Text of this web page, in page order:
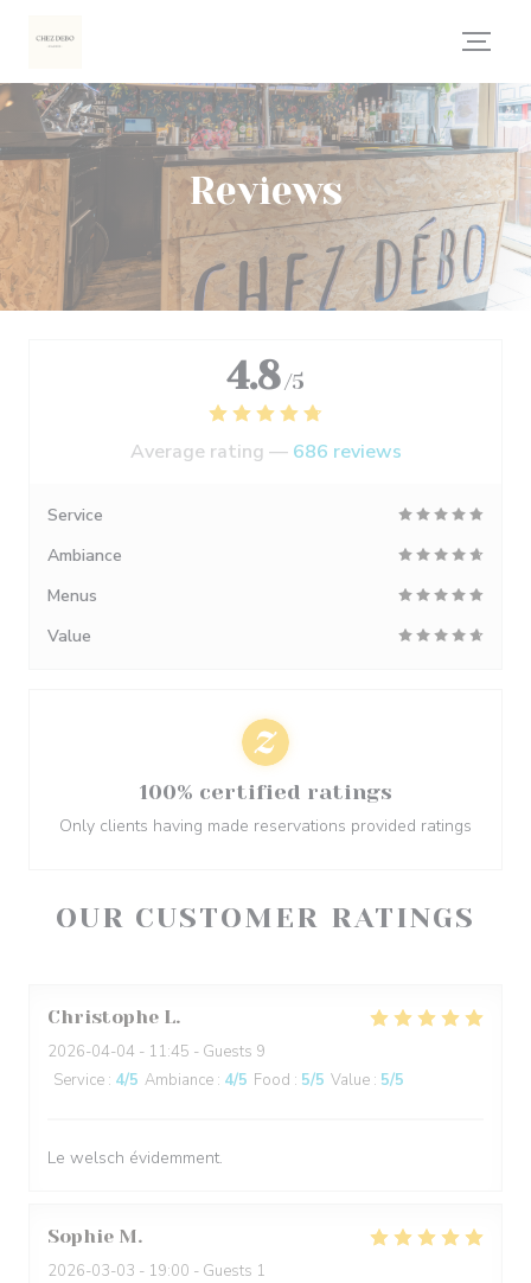
Reviews
OUR CUSTOMER RATINGS
Christophe L
2026-04-04 - 11:45 - Guests 9
Service : 4/5 Ambiance : 4/5 Food : 5/5 Value : 5/5
Le welsch évidemment.
Sophie M
2026-03-03 - 19:00 - Guests 1
4.8 /5
Average rating — 686 reviews
Service
Ambiance
Menus
Value
100% certified ratings
Only clients having made reservations provided ratings